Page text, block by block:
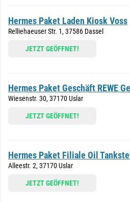
Hermes Paket Laden Kiosk Voss
Relliehaeuser Str. 1, 37586 Dassel
JETZT GEÖFFNET!
Hermes Paket Geschäft REWE
Wiesenstr. 30, 37170 Uslar
JETZT GEÖFFNET!
Hermes Paket Filiale Oil
Alleestr. 2, 37170 Uslar
JETZT GEÖFFNET!